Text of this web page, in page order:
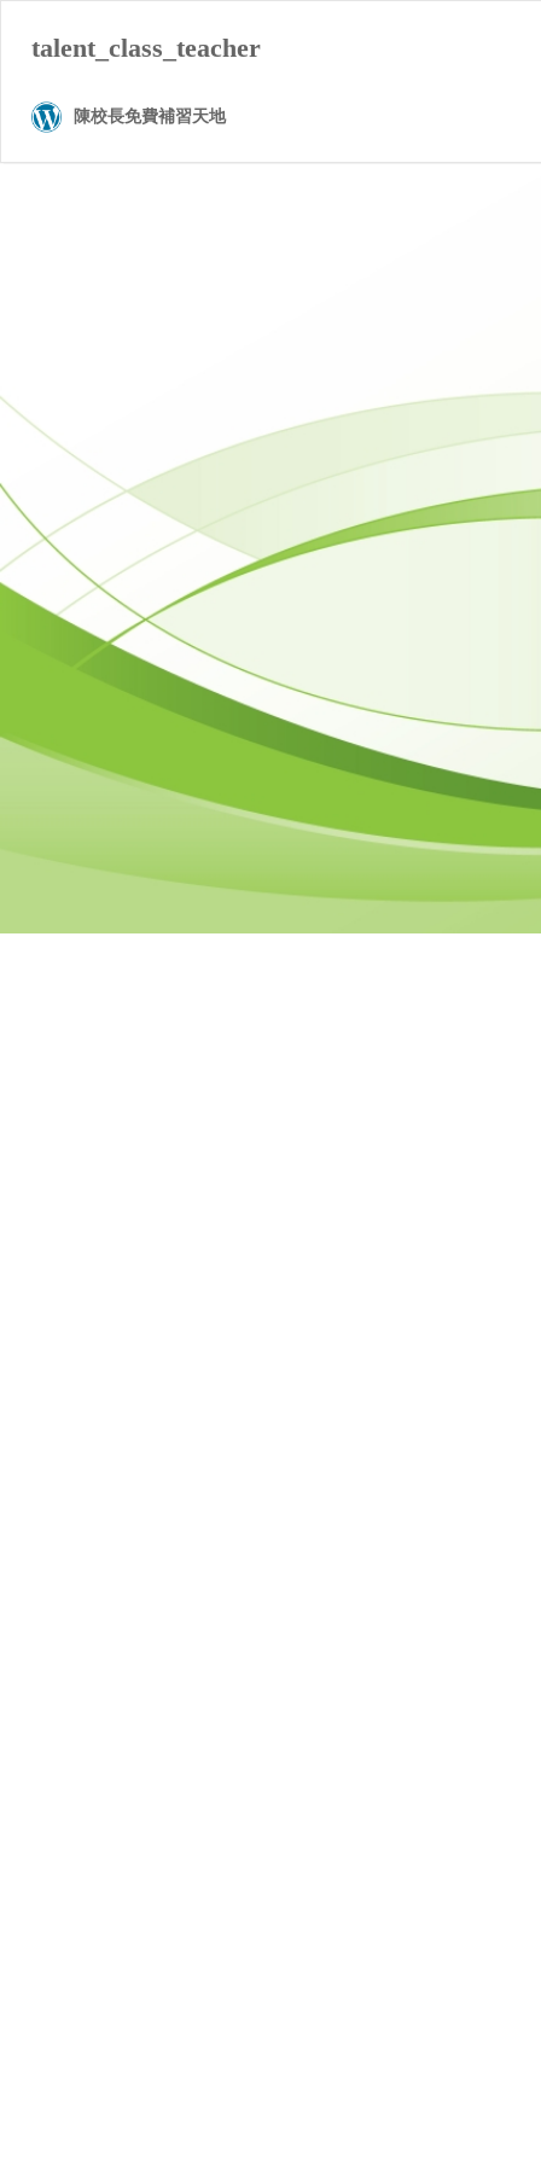
talent_class_teacher
陳校長免費補習天地